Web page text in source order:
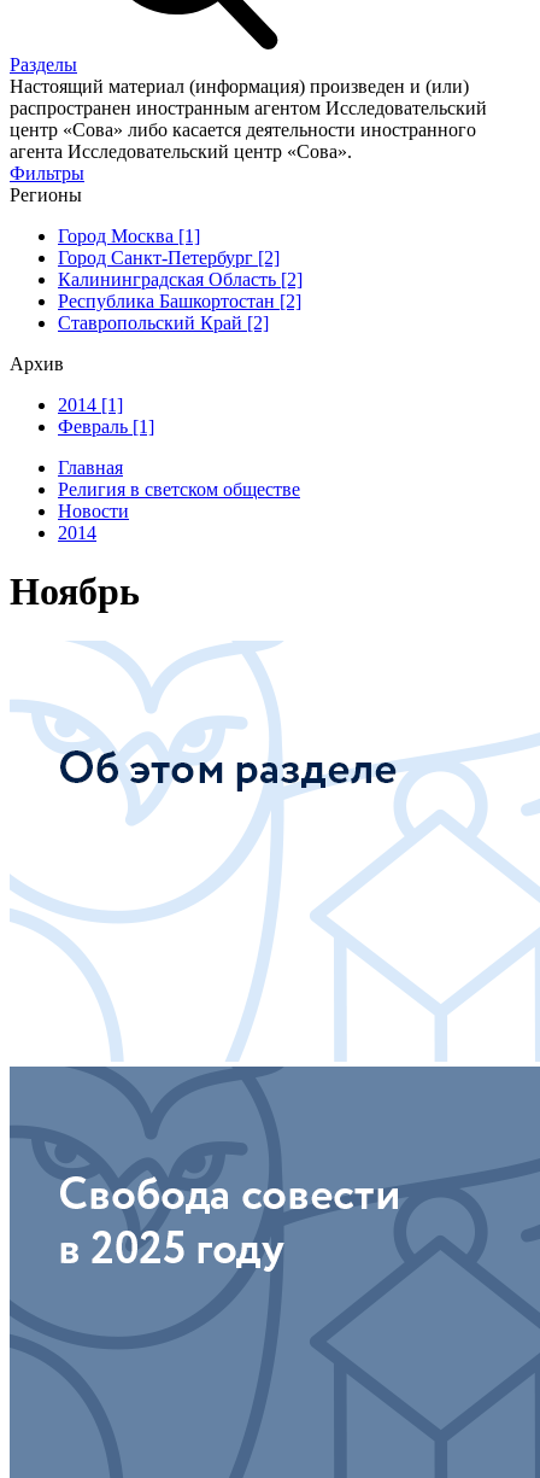
Разделы
Настоящий материал (информация) произведен и (или)
распространен иностранным агентом Исследовательский
центр «Сова» либо касается деятельности иностранного
агента Исследовательский центр «Сова».
Фильтры
Регионы
Город Москва [1]
Город Санкт-Петербург [2]
Калининградская Область [2]
Республика Башкортостан [2]
Ставропольский Край [2]
Архив
2014 [1]
Февраль [1]
Главная
Религия в светском обществе
Новости
2014
Ноябрь